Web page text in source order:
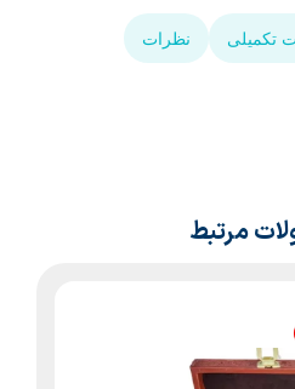
تکمیلی نظرات
مرتبط